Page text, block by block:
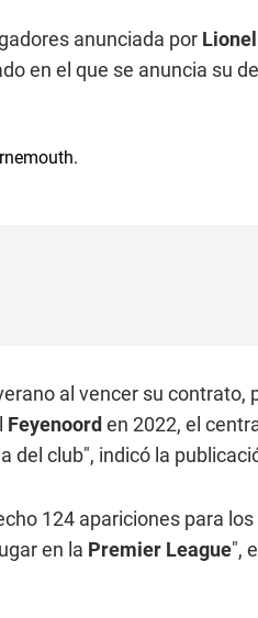
anunciada por
en el que se anuncia su
al vencer su contrato,
Feyenoord en 2022, el
del club", indicó la
124 apariciones para los
en la Premier League",